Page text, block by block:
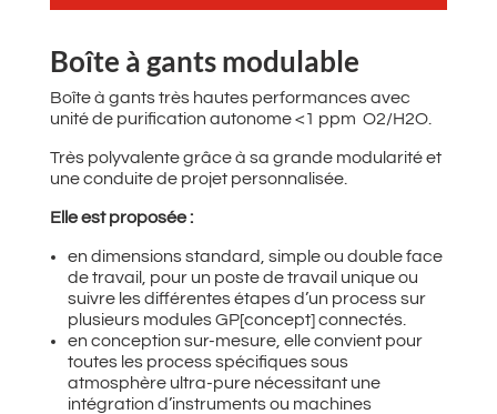
Boîte à gants modulable
Boîte à gants très hautes performances avec
unité de purification autonome <1 ppm O2/H2O.
Très polyvalente grâce à sa grande modularité et
une conduite de projet personnalisée.
Elle est proposée :
en dimensions standard, simple ou double face
de travail, pour un poste de travail unique ou
suivre les différentes étapes d’un process sur
plusieurs modules GP[concept] connectés.
en conception sur-mesure, elle convient pour
toutes les process spécifiques sous
atmosphère ultra-pure nécessitant une
intégration d’instruments ou machines